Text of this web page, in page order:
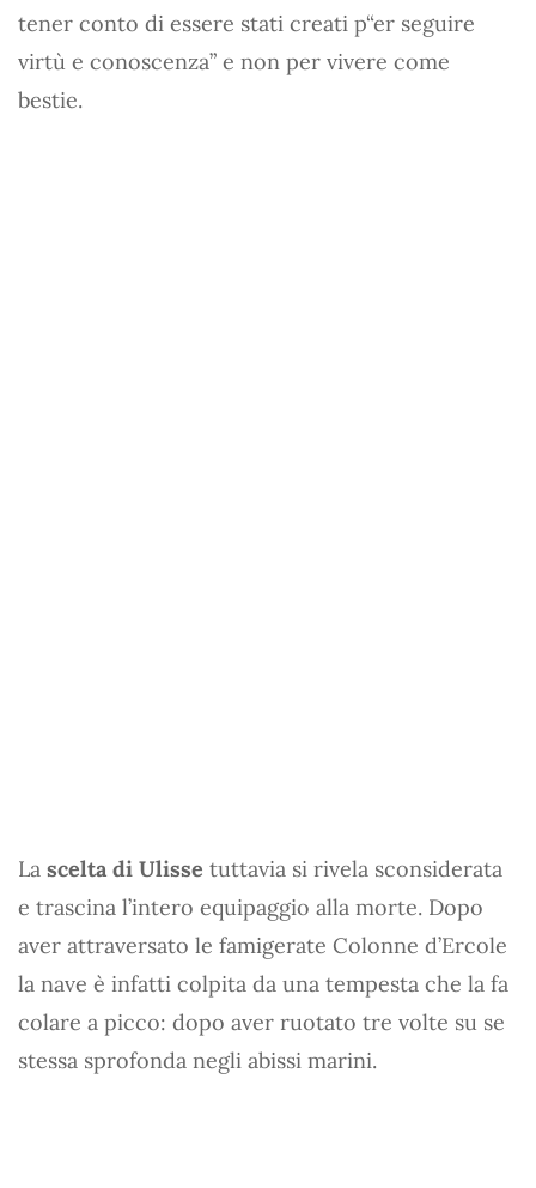
tener conto di essere stati creati p“er seguire
virtù e conoscenza” e non per vivere come
bestie.
La scelta di Ulisse tuttavia si rivela sconsiderata
e trascina l’intero equipaggio alla morte. Dopo
aver attraversato le famigerate Colonne d’Ercole
la nave è infatti colpita da una tempesta che la fa
colare a picco: dopo aver ruotato tre volte su se
stessa sprofonda negli abissi marini.